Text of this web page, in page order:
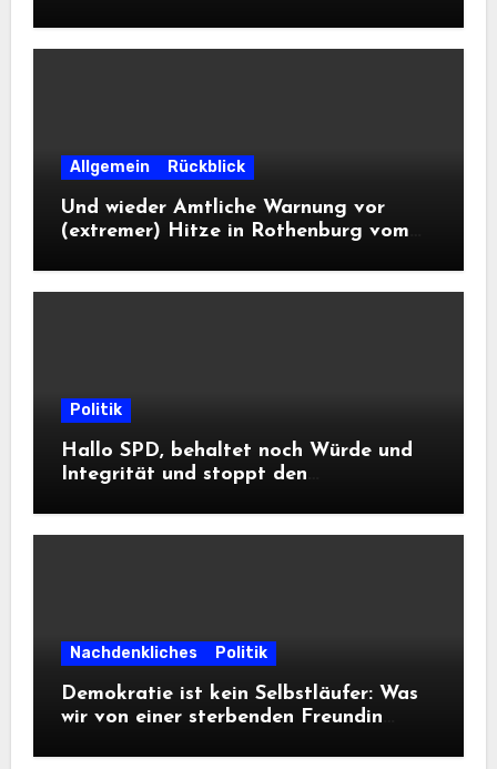
Allgemein Rückblick
Und wieder Amtliche Warnung vor
(extremer) Hitze in Rothenburg vom
Politik
Hallo SPD, behaltet noch Würde und
Integrität und stoppt den
Informationsfreiheit!
Nachdenkliches Politik
Demokratie ist kein Selbstläufer: Was
wir von einer sterbenden Freundin